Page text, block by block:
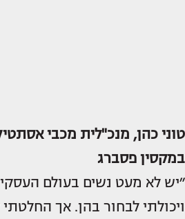
טוני כהן, מנכ"לית מכבי
במקסין פסברג
״יש לא מעט נשים בעולם
ויכולתי לבחור בהן. אך